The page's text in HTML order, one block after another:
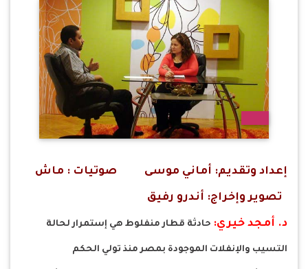
إعداد وتقديم: أماني موسى صوتيات : ماش
تصوير وإخراج: أندرو رفيق
د. أمجد خيري: حادثة قطار منفلوط هي إستمرار لحالة
التسيب والإنفلات الموجودة بمصر منذ تولي الحكم